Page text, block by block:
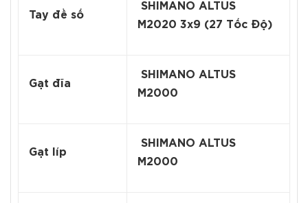
Tay đề số
SHIMANO ALTUS
M2020 3x9 (27 Tốc Độ)
Gạt đĩa
SHIMANO ALTUS
M2000
Gạt líp
SHIMANO ALTUS
M2000